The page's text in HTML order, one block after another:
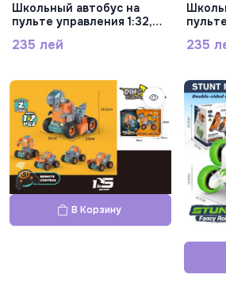
Школьный автобус на
пульте управления 1:32,
235 лей 235
В Корзину